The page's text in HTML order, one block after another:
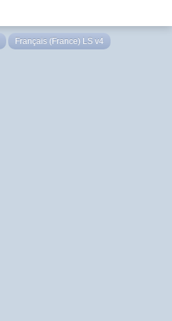
Français (France) LS v4